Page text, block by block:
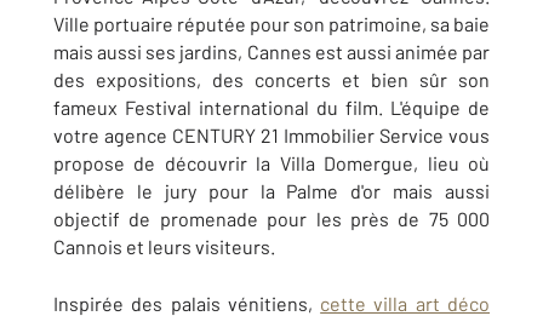
Ville portuaire réputée pour son patrimoine, sa baie
mais aussi ses jardins, Cannes est aussi animée par
des expositions, des concerts et bien sûr son
fameux Festival international du film. L'équipe de
votre agence CENTURY 21 Immobilier Service vous
propose de découvrir la Villa Domergue, lieu où
délibère le jury pour la Palme d'or mais aussi
objectif de promenade pour les près de 75 000
Cannois et leurs visiteurs.
Inspirée des palais vénitiens, cette villa art déco